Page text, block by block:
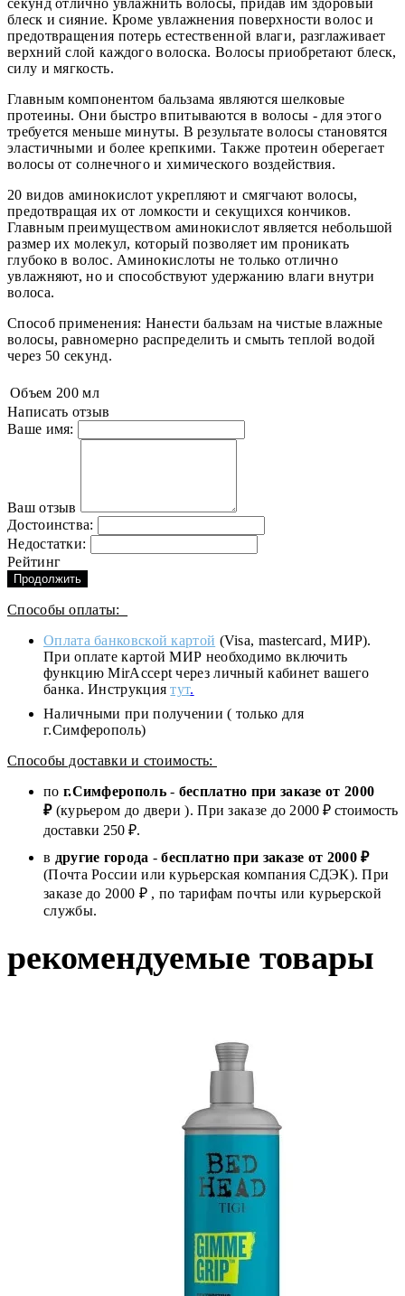
секунд отлично увлажнить волосы, придав им здоровый
блеск и сияние. Кроме увлажнения поверхности волос и
предотвращения потерь естественной влаги, разглаживает
верхний слой каждого волоска. Волосы приобретают блеск,
силу и мягкость.
Главным компонентом бальзама являются шелковые
протеины. Они быстро впитываются в волосы - для этого
требуется меньше минуты. В результате волосы становятся
эластичными и более крепкими. Также протеин оберегает
волосы от солнечного и химического воздействия.
20 видов аминокислот укрепляют и смягчают волосы,
предотвращая их от ломкости и секущихся кончиков.
Главным преимуществом аминокислот является небольшой
размер их молекул, который позволяет им проникать
глубоко в волос. Аминокислоты не только отлично
увлажняют, но и способствуют удержанию влаги внутри
волоса.
Способ применения: Нанести бальзам на чистые влажные
волосы, равномерно распределить и смыть теплой водой
через 50 секунд.
Объем 200 мл
Написать отзыв
Ваше имя:
Ваш отзыв
Достоинства:
Недостатки:
Рейтинг
Продолжить
Способы оплаты:
Оплата банковской картой (Visa, mastercard, МИР).
При оплате картой МИР необходимо включить
функцию MirAccept через личный кабинет вашего
банка. Инструкциятут.
Наличными при получении ( только для
г.Симферополь)
Способы доставки и стоимость:
по г.Симферополь- бесплатно при заказе от 2000
₽(курьером до двери ). При заказе до 2000 ₽ стоимость
доставки 250 ₽.
в другие города -бесплатно при заказе от 2000 ₽
(Почта России или курьерская компания СДЭК). При
заказе до 2000 ₽ , по тарифам почты или курьерской
службы.
рекомендуемые товары